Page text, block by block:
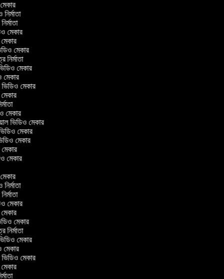
নির্মাতা
মেকার
মেকার
মেকার
নির্মাতা
মেকার
মেকার
ভিডিও মেকার
মেকার
মেকার
ভিডিও মেকার
মেকার
মেকার
মেকার
মেকার
নির্মাতা
মেকার
মেকার
মেকার
নির্মাতা
মেকার
মেকার
ভিডিও মেকার
মেকার